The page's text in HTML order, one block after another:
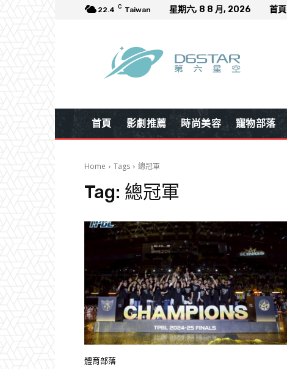
22.4 C Taiwan 星期六, 8 8 月, 2026 首頁
首頁 影劇推薦 時尚美容 寵物部落
Home Tags 總冠軍
Tag: 總冠軍
體育部落